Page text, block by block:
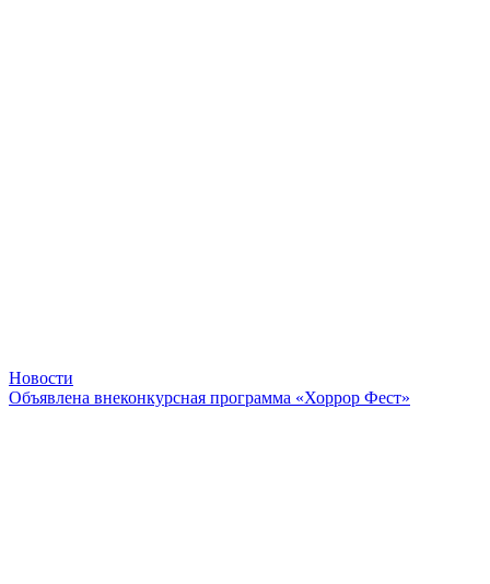
Новости
Объявлена внеконкурсная программа «Хоррор Фест»